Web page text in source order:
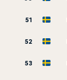
51
52
53